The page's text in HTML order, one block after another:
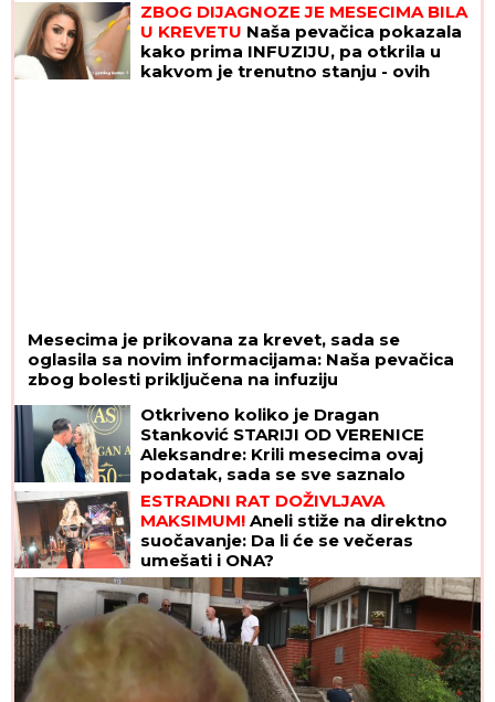
ZBOG DIJAGNOZE JE MESECIMA BILA
U KREVETU Naša pevačica pokazala
kako prima INFUZIJU, pa otkrila u
kakvom je trenutno stanju - ovih
Mesecima je prikovana za krevet, sada se
oglasila sa novim informacijama: Naša pevačica
zbog bolesti priključena na infuziju
Otkriveno koliko je Dragan
Stanković STARIJI OD VERENICE
Aleksandre: Krili mesecima ovaj
podatak, sada se sve saznalo
ESTRADNI RAT DOŽIVLJAVA
MAKSIMUM! Aneli stiže na direktno
suočavanje: Da li će se večeras
umešati i ONA?